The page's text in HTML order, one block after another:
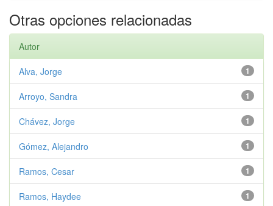
Otras opciones relacionadas
Autor
1
Alva, Jorge
1
Arroyo, Sandra
1
Chávez, Jorge
1
Gómez, Alejandro
1
Ramos, Cesar
1
Ramos, Haydee